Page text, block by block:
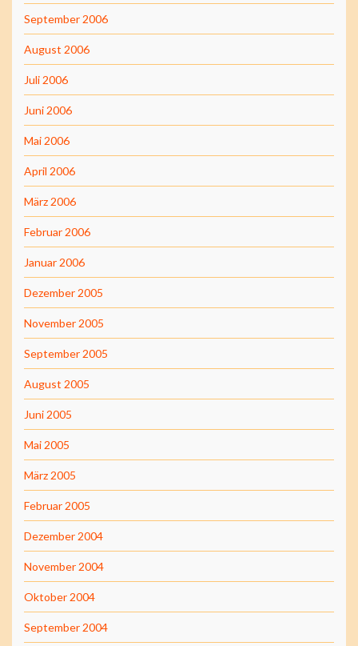
September 2006
August 2006
Juli 2006
Juni 2006
Mai 2006
April 2006
März 2006
Februar 2006
Januar 2006
Dezember 2005
November 2005
September 2005
August 2005
Juni 2005
Mai 2005
März 2005
Februar 2005
Dezember 2004
November 2004
Oktober 2004
September 2004